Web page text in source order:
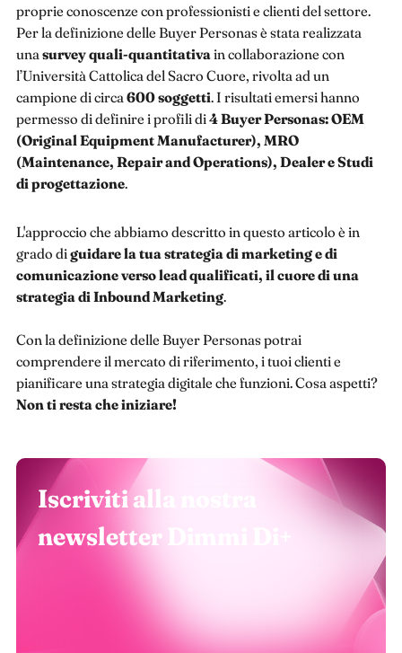
proprie conoscenze con professionisti e clienti del settore.
Per la definizione delle Buyer Personas è stata realizzata
una surveyquali-quantitativain collaborazione con
l’Università Cattolica del Sacro Cuore, rivolta ad un
campione di circa 600 soggetti. I risultati emersi hanno
permesso di definire i profili di4 Buyer Personas: OEM
(Original Equipment Manufacturer), MRO
(Maintenance, Repair and Operations), Dealer e Studi
di progettazione.
L'approccio che abbiamo descritto in questo articolo è in
grado diguidare la tua strategia di marketing e di
comunicazione verso lead qualificati, il cuore di una
strategia di Inbound Marketing.
Con la definizione delle Buyer Personas potrai
comprendere il mercato di riferimento, i tuoi clienti e
pianificare una strategia digitale che funzioni. Cosa aspetti?
Non ti resta che iniziare!
Iscriviti alla nostra
newsletter Dimmi Di+